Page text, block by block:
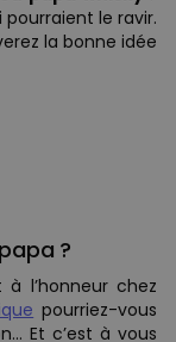
le ravir.
la bonne idée
?
l’honneur chez
pourriez-vous
Et c’est à vous